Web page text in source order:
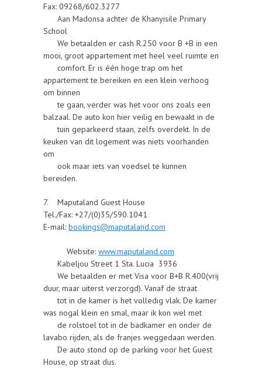
Fax: 09268/602.3277
Aan Madonsa achter de Khanyisile Primary
School
We betaalden er cash R.250 voor B +B in een
mooi, groot appartement met heel veel ruimte en
comfort. Er is één hoge trap om het
appartement te bereiken en een klein verhoog
om binnen
te gaan, verder was het voor ons zoals een
balzaal. De auto kon hier veilig en bewaakt in de
tuin geparkeerd staan, zelfs overdekt. In de
keuken van dit logement was niets voorhanden
om
ook maar iets van voedsel te kunnen
bereiden.
7. Maputaland Guest House
Tel./Fax: +27/(0)35/590.1041
E-mail: bookings@maputaland.com
Website: www.maputaland.com
Kabeljou Street 1 Sta. Lucia 3936
We betaalden er met Visa voor B+B R.400(vrij
duur, maar uiterst verzorgd). Vanaf de straat
tot in de kamer is het volledig vlak. De kamer
was nogal klein en smal, maar ik kon wel met
de rolstoel tot in de badkamer en onder de
lavabo rijden, als de franjes weggedaan werden.
De auto stond op de parking voor het Guest
House, op straat dus.